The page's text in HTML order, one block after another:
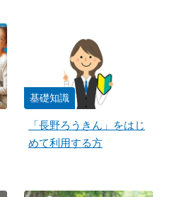
基礎知識
「長野ろうきん」をはじ
めて利用する方